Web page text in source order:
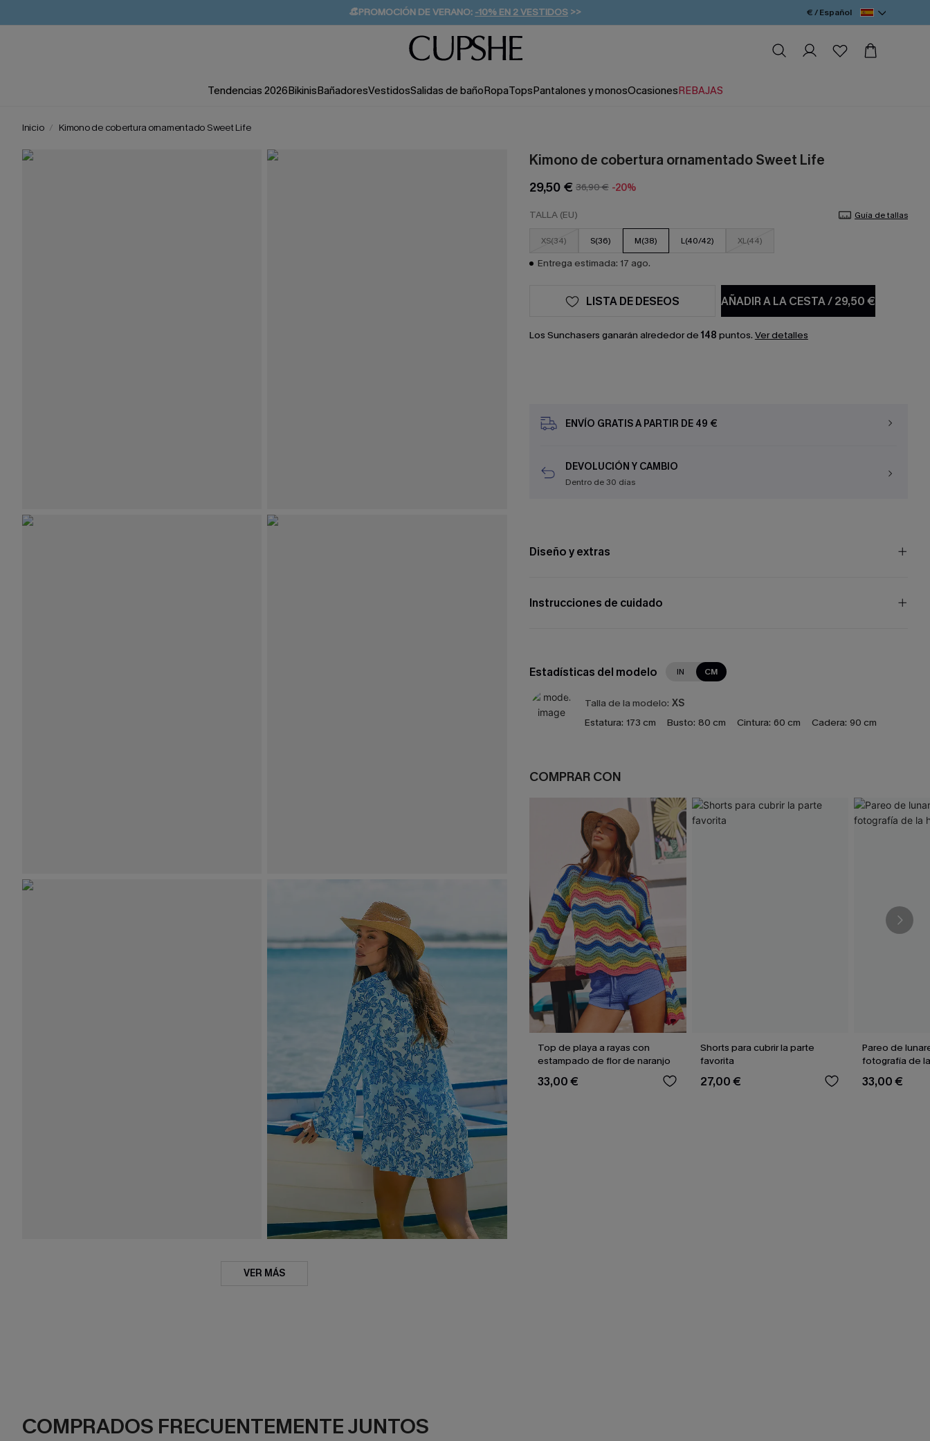
👒PROMOCIÓN DE VERANO: -10% EN 2 VESTIDOS >>
💌¡SUSCRIBIRSE & GANAR -10% EXTRA!
🚚ENVÍO GRATUITO A PARTIR DE 49 € >>
€ / Español
Tendencias 2026BikinisBañadoresVestidosSalidas de bañoRopaTopsPantalones y monosOcasionesREBAJAS
Inicio Kimono de cobertura ornamentado Sweet Life
VER MÁS
Kimono de cobertura ornamentado Sweet Life
29,50 € 36,90 € -20%
TALLA (EU) Guía de tallas
XS(34) S(36) M(38) L(40/42) XL(44)
Entrega estimada: 17 ago.
AÑADIR A LA CESTA/29,50 €
LISTA DE DESEOS
Los Sunchasers ganarán alrededor de 148 puntos. Ver detalles
ENVÍO GRATIS A PARTIR DE 49 €
DEVOLUCIÓN Y CAMBIO
Dentro de 30 días
Diseño y extras
Instrucciones de cuidado
Estadísticas del modelo IN CM
Talla de la modelo: XS
Estatura: 173 cm Busto: 80 cm Cintura: 60 cm Cadera: 90 cm
COMPRAR CON
Top de playa a rayas con
estampado de flor de naranjo
33,00 €
Shorts para cubrir la parte
favorita
27,00 €
Pareo de
fotografía de
33,00 €
COMPRADOS FRECUENTEMENTE JUNTOS